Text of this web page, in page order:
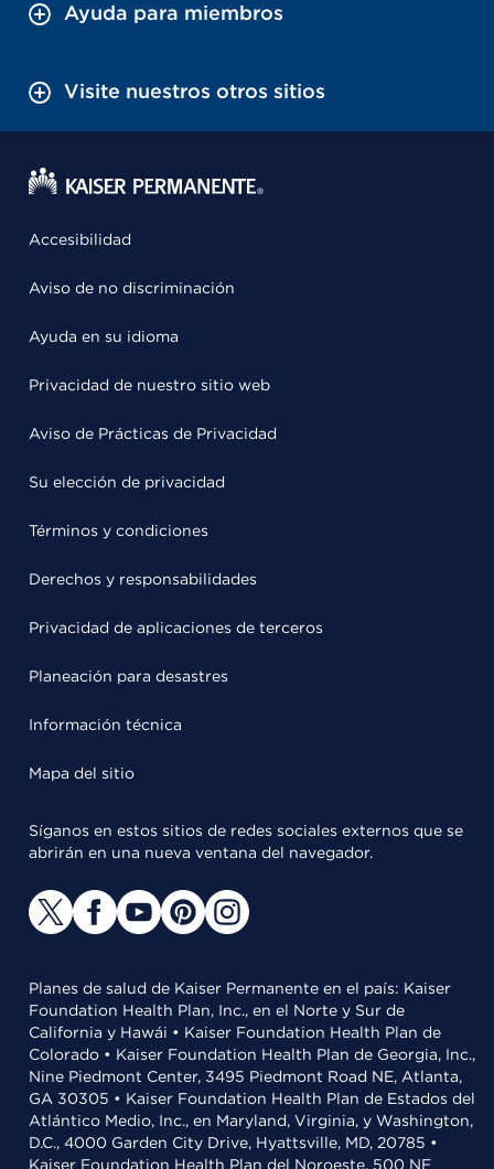
Ayuda para miembros
Visite nuestros otros sitios
Accesibilidad
Aviso de no discriminación
Ayuda en su idioma
Privacidad de nuestro sitio web
Aviso de Prácticas de Privacidad
Su elección de privacidad
Términos y condiciones
Derechos y responsabilidades
Privacidad de aplicaciones de terceros
Planeación para desastres
Información técnica
Mapa del sitio
Síganos en estos sitios de redes sociales externos que se
abrirán en una nueva ventana del navegador.
Planes de salud de Kaiser Permanente en el país: Kaiser
Foundation Health Plan, Inc., en el Norte y Sur de
California y Hawái • Kaiser Foundation Health Plan de
Colorado • Kaiser Foundation Health Plan de Georgia, Inc.,
Nine Piedmont Center, 3495 Piedmont Road NE, Atlanta,
GA 30305 • Kaiser Foundation Health Plan de Estados del
Atlántico Medio, Inc., en Maryland, Virginia, y Washington,
D.C., 4000 Garden City Drive, Hyattsville, MD, 20785 •
Kaiser Foundation Health Plan del Noroeste, 500 NE